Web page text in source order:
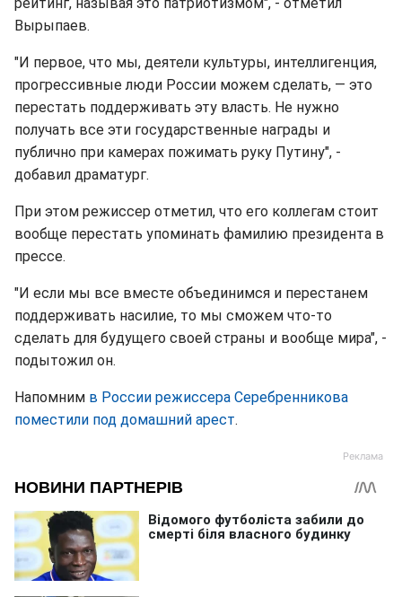
Вырыпаев.
"И первое, что мы, деятели культуры, интеллигенция,
прогрессивные люди России можем сделать, — это
перестать поддерживать эту власть. Не нужно
получать все эти государственные награды и
публично при камерах пожимать руку Путину", -
добавил драматург.
При этом режиссер отметил, что его коллегам стоит
вообще перестать упоминать фамилию президента в
прессе.
"И если мы все вместе объединимся и перестанем
поддерживать насилие, то мы сможем что-то
сделать для будущего своей страны и вообще мира", -
подытожил он.
Напомним в России режиссера Серебренникова
поместили под домашний арест.